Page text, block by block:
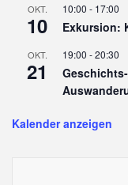
OKT.
10
10:00 - 17:00
Exkursion:
OKT.
21
19:00 -20:30
Kalender anzeigen